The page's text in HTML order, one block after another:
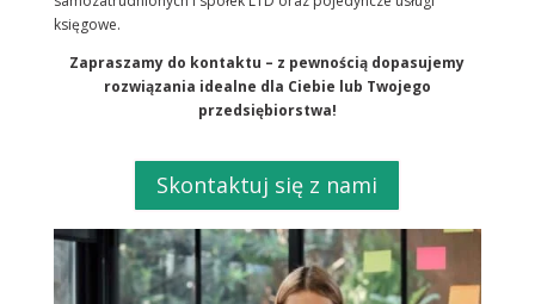
księgowe.
Zapraszamy do kontaktu – z pewnością dopasujemy
rozwiązania idealne dla Ciebie lub Twojego
przedsiębiorstwa!
Skontaktuj się z nami